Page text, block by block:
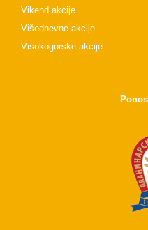
Vikend akcije
Višednevne akcije
Visokogorske akcije